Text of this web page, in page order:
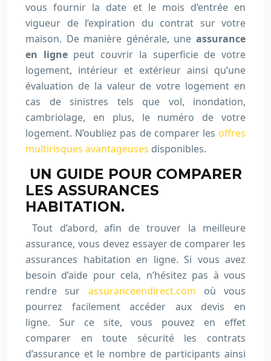
vous fournir la date et le mois d’entrée en
vigueur de l’expiration du contrat sur votre
maison. De manière générale, une assurance
en lignepeut couvrir la superficie de votre
logement, intérieur et extérieur ainsi qu’une
évaluation de la valeur de votre logement en
cas de sinistres tels que vol, inondation,
cambriolage, en plus, le numéro de votre
logement. N’oubliez pas de comparer les offres
multirisques avantageuses disponibles.
UN GUIDE POUR COMPARER
LES ASSURANCES
HABITATION.
Tout d’abord, afin de trouver la meilleure
assurance, vous devez essayer de comparer les
assurances habitation en ligne. Si vous avez
besoin d’aide pour cela, n’hésitez pas à vous
rendre sur assuranceendirect.com où vous
pourrez facilement accéder aux devis en
ligne. Sur ce site, vous pouvez en effet
comparer en toute sécurité les contrats
d’assurance et le nombre de participants ainsi